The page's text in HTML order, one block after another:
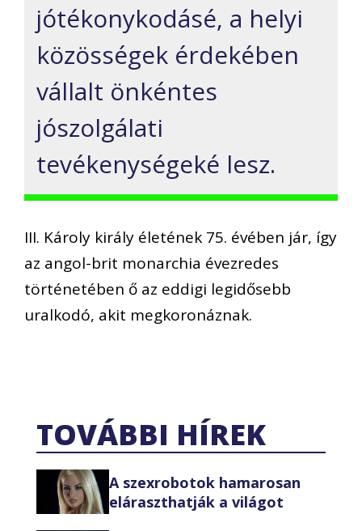
jótékonykodásé, a helyi
közösségek érdekében
vállalt önkéntes
jószolgálati
tevékenységeké lesz.
III. Károly király életének 75. évében jár, így
az angol-brit monarchia évezredes
történetében ő az eddigi legidősebb
uralkodó, akit megkoronáznak.
TOVÁBBI HÍREK
A szexrobotok hamarosan
eláraszthatják a világot